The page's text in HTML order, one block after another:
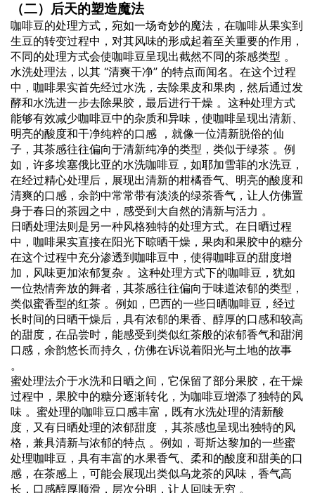
（二）后天的塑造魔法
咖啡豆的处理方式，宛如一场奇妙的魔法，在咖啡从果实到
生豆的转变过程中，对其风味的形成起着至关重要的作用，
不同的处理方式会使咖啡豆呈现出截然不同的茶感类型 。
水洗处理法，以其 “清爽干净” 的特点而闻名。在这个过程
中，咖啡果实首先经过水洗，去除果皮和果肉，然后通过发
酵和水洗进一步去除果胶，最后进行干燥 。这种处理方式
能够有效减少咖啡豆中的杂质和异味，使咖啡呈现出清新、
明亮的酸度和干净纯粹的口感 ，就像一位清新脱俗的仙
子，其茶感往往偏向于清新纯净的类型，类似于绿茶 。例
如，许多埃塞俄比亚的水洗咖啡豆，如耶加雪菲的水洗豆，
在经过精心处理后，展现出清新的柑橘香气、明亮的酸度和
清爽的口感，余韵中常常带有淡淡的绿茶香气，让人仿佛置
身于春日的茶园之中，感受到大自然的清新与活力 。
日晒处理法则是另一种风格独特的处理方式。在日晒过程
中，咖啡果实直接在阳光下晾晒干燥，果肉和果胶中的糖分
在这个过程中充分渗透到咖啡豆中，使得咖啡豆的甜度增
加，风味更加浓郁复杂 。这种处理方式下的咖啡豆，犹如
一位热情奔放的舞者，其茶感往往偏向于味道浓郁的类型，
类似蜜香型的红茶 。例如，巴西的一些日晒咖啡豆，经过
长时间的日晒干燥后，具有浓郁的果香、醇厚的口感和较高
的甜度，在品尝时，能感受到类似红茶般的浓郁香气和甜润
口感，余韵悠长而持久，仿佛在诉说着阳光与土地的故事
。
蜜处理法介于水洗和日晒之间，它保留了部分果胶，在干燥
过程中，果胶中的糖分逐渐转化，为咖啡豆增添了独特的风
味 。蜜处理的咖啡豆口感丰富，既有水洗处理的清新酸
度，又有日晒处理的浓郁甜度 ，其茶感也呈现出独特的风
格，兼具清新与浓郁的特点 。例如，哥斯达黎加的一些蜜
处理咖啡豆，具有丰富的水果香气、柔和的酸度和甜美的口
感，在茶感上，可能会展现出类似乌龙茶的风味，香气高
长，口感醇厚顺滑，层次分明，让人回味无穷 。